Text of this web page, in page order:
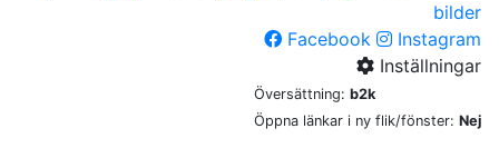
bilder
Facebook
Instagram
Inställningar
Översättning: b2k
Öppna länkar i ny flik/fönster: Nej